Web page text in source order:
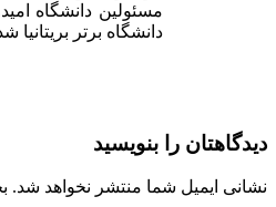
دانشگاه برتر بریتانیا
دیدگاهتان را بنویسید
نشانی ایمیل شما منتشر نخواهد شد.